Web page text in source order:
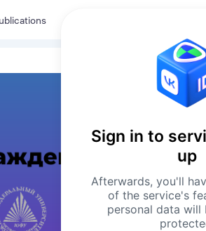
Sign in to
up
Afterwards, you'll
of the service's
personal data will